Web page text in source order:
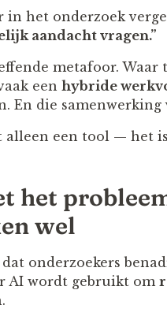
in het onderzoek
aandacht vragen.”
metafoor.
een hybride
En die
alleen een tool — het
het
wel
onderzoekers
AI wordt gebruikt om